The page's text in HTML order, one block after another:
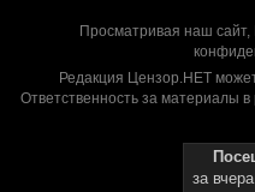
Просматривая наш
Редакция Цензор.НЕТ
Ответственность за материалы в
за вчера